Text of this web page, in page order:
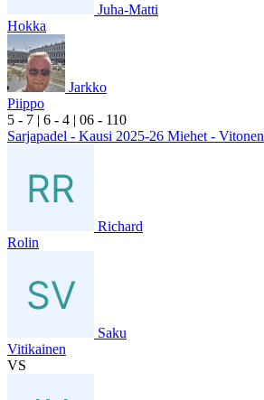
Juha-Matti
Hokka
Jarkko
Piippo
5 - 7 | 6 - 4 | 06 - 110
Sarjapadel - Kausi 2025-26 Miehet - Vitonen
Richard
Rolin
Saku
Vitikainen
VS